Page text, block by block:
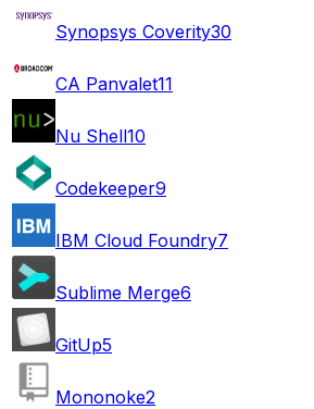
Synopsys Coverity30
CA Panvalet11
Nu Shell10
Codekeeper9
IBM Cloud Foundry7
Sublime Merge6
GitUp5
Mononoke2